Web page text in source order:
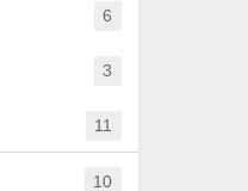
6
3
11
10